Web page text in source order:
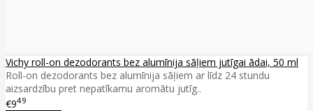
Vichy roll-on dezodorants bez alumīnija sāļiem jutīgai ādai, 50 ml
Roll-on dezodorants bez alumīnija sāļiem ar līdz 24 stundu
aizsardzību pret nepatīkamu aromātu jutīg..
€949